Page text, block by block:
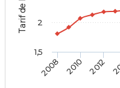
2008 2010 2012
1,5
2